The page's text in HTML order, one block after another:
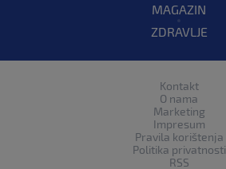
MAGAZIN
ZDRAVLJE
Kontakt
O nama
Marketing
Impresum
Pravila korištenja
Politika privatnosti
RSS